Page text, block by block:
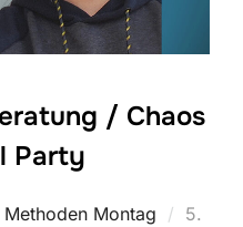
/ Chaos
Party
Methoden Montag
5.